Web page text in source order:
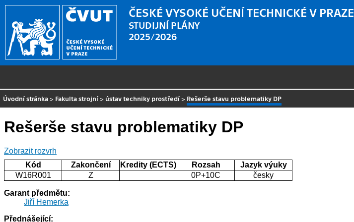
ČESKÉ VYSOKÉ UČENÍ TECHNICKÉ V PRAZE
STUDIJNÍ PLÁNY
2025/2026
Úvodní stránka > Fakulta strojní > ústav techniky prostředí > Rešerše stavu problematiky DP
Rešerše stavu problematiky DP
Zobrazit rozvrh
Kód
Zakončení Kredity (ECTS) Rozsah
Jazyk výuky
W16R001
Z 0P+10C česky
Garant předmětu:
Jiří Hemerka
Přednášející: